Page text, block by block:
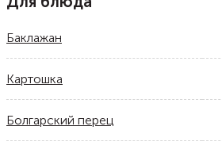
Баклажан
Картошка
Болгарский перец